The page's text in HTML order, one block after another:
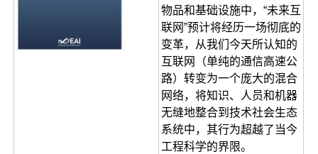
物品和基础设施中，“未来互
联网”预计将经历一场彻底的
变革，从我们今天所认知的
互联网（单纯的通信高速公
路）转变为一个庞大的混合
网络，将知识、人员和机器
无缝地整合到技术社会生态
系统中，其行为超越了当今
工程科学的界限。